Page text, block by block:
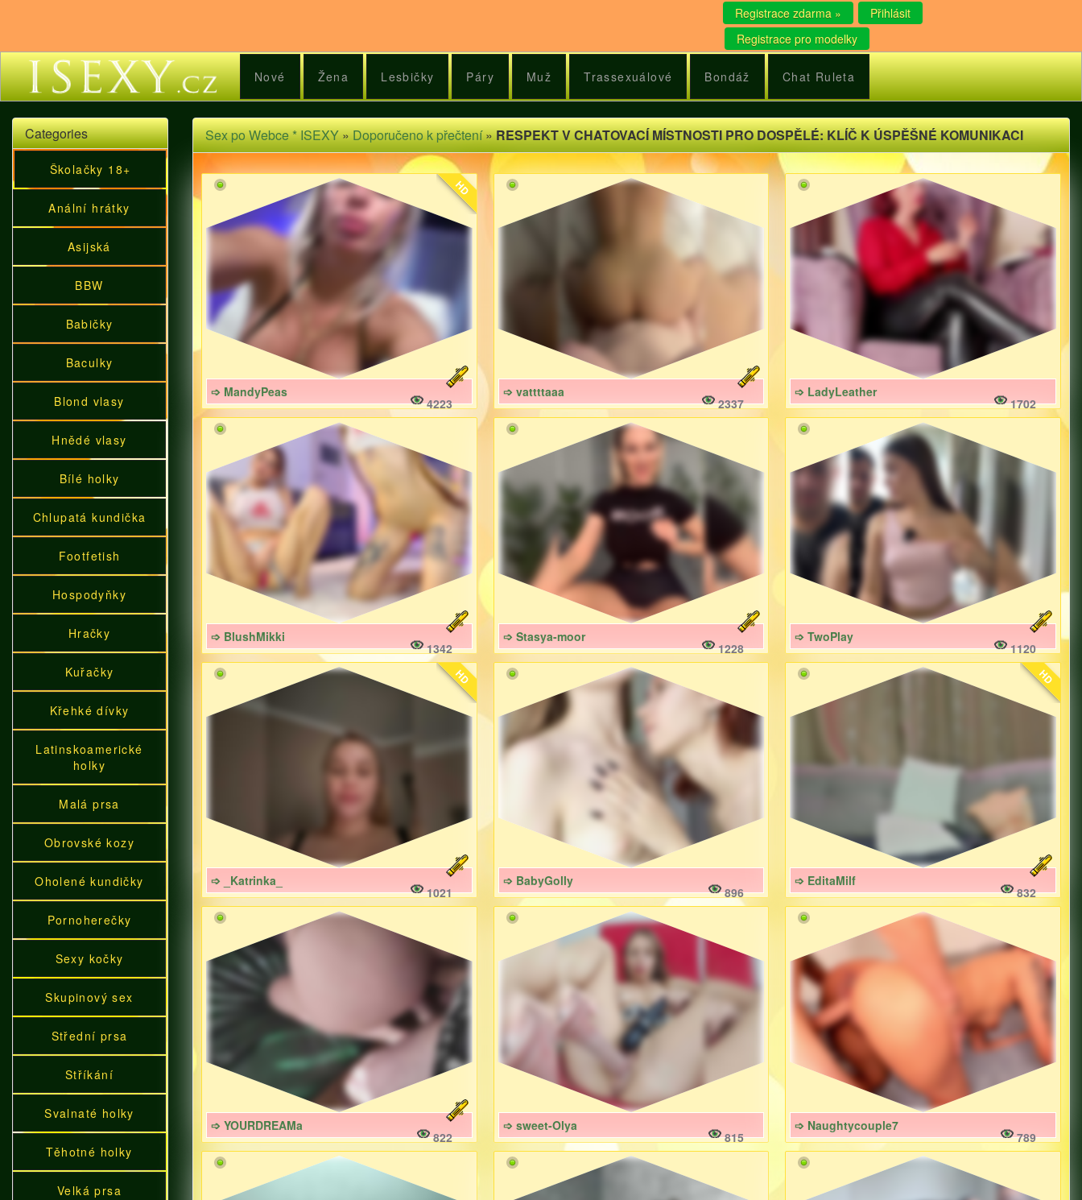
Registrace zdarma »
Přihlásit
Registrace pro modelky
Nové Žena Lesbičky Páry Muž Trassexuálové Bondáž Chat Ruleta
Categories
Školačky 18+
Anální hrátky
Asijská
BBW
Babičky
Baculky
Blond vlasy
Hnědé vlasy
Bílé holky
Chlupatá kundička
Footfetish
Hospodyňky
Hračky
Kuřačky
Křehké dívky
Latinskoamerické
holky
Malá prsa
Obrovské kozy
Oholené kundičky
Pornoherečky
Sexy kočky
Skupinový sex
Střední prsa
Stříkání
Svalnaté holky
Těhotné holky
Velká prsa
Sex po Webce * ISEXY»Doporučeno k přečtení»RESPEKT V CHATOVACÍ MÍSTNOSTI PRO DOSPĚLÉ: KLÍČ K ÚSPĚŠNÉ KOMUNIKACI
HD
➩ MandyPeas
4223
➩ vattttaaa
2337
➩ LadyLeather
1702
➩ BlushMikki
1342
➩ Stasya-moor
1228
➩ TwoPlay
1120
HD
➩ _Katrinka_
1021
➩ BabyGolly
896
HD
➩ EditaMilf
832
➩ YOURDREAMa
822
➩ sweet-Olya
815
➩ Naughtycouple7
789